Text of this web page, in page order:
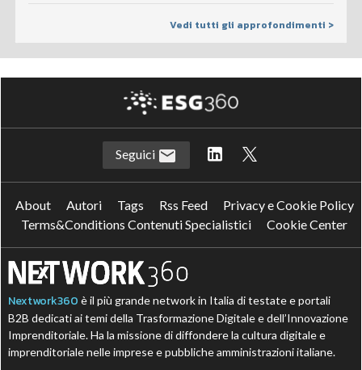
Vedi tutti gli approfondimenti >
Seguici
About Autori Tags Rss Feed
Privacy e Cookie Policy
Terms&Conditions Contenuti Specialistici
Cookie Center
Nextwork360 è il più grande network in Italia di testate e portali
B2B dedicati ai temi della Trasformazione Digitale e dell’Innovazione
Imprenditoriale. Ha la missione di diffondere la cultura digitale e
imprenditoriale nelle imprese e pubbliche amministrazioni italiane.